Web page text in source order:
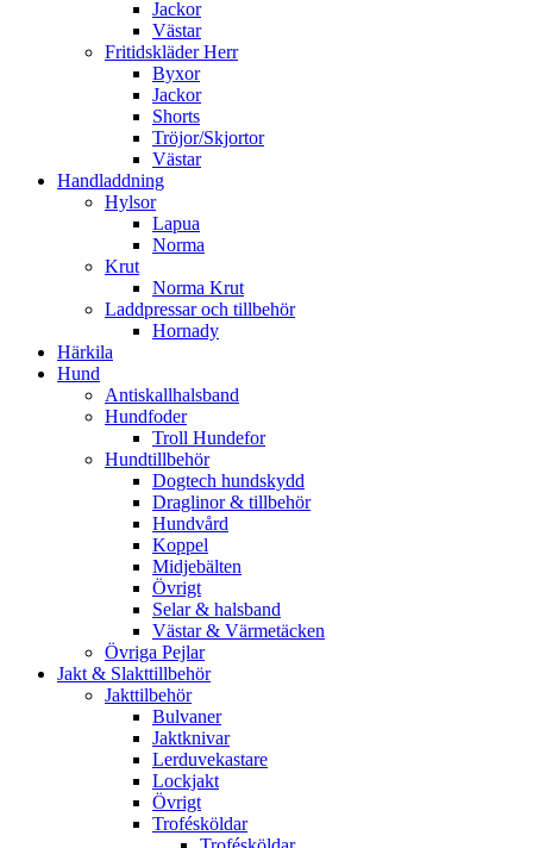
Jackor
Västar
Fritidskläder Herr
Byxor
Jackor
Shorts
Tröjor/Skjortor
Västar
Handladdning
Hylsor
Lapua
Norma
Krut
Norma Krut
Laddpressar och tillbehör
Hornady
Härkila
Hund
Antiskallhalsband
Hundfoder
Troll Hundefor
Hundtillbehör
Dogtech hundskydd
Draglinor & tillbehör
Hundvård
Koppel
Midjebälten
Övrigt
Selar & halsband
Västar & Värmetäcken
Övriga Pejlar
Jakt & Slakttillbehör
Jakttilbehör
Bulvaner
Jaktknivar
Lerduvekastare
Lockjakt
Övrigt
Trofésköldar